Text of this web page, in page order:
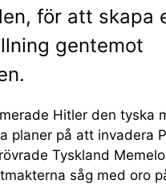
för att skapa
gentemot
Hitler den tyska
planer på att invadera
Tyskland
såg med oro